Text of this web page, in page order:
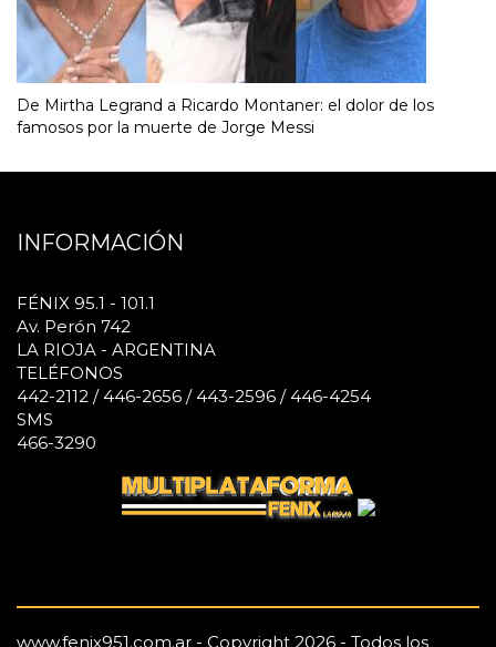
De Mirtha Legrand a Ricardo Montaner: el dolor de los
famosos por la muerte de Jorge Messi
INFORMACIÓN
FÉNIX 95.1 - 101.1
Av. Perón 742
LA RIOJA - ARGENTINA
TELÉFONOS
442-2112 / 446-2656 / 443-2596 / 446-4254
SMS
466-3290
www.fenix951.com.ar - Copyright 2026 - Todos los